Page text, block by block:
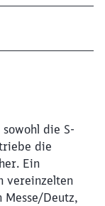
die S-
die
Ein
vereinzelten
Messe/Deutz,